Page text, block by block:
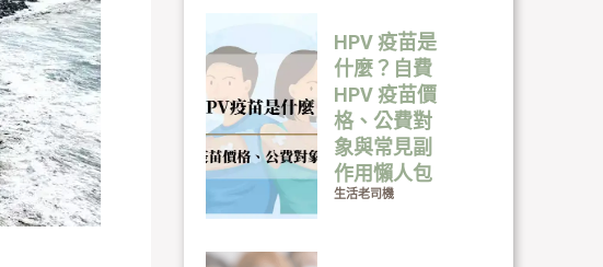
HPV 疫苗是
什麼？自費
HPV 疫苗價
格、公費對
象與常見副
作用懶人包
生活老司機